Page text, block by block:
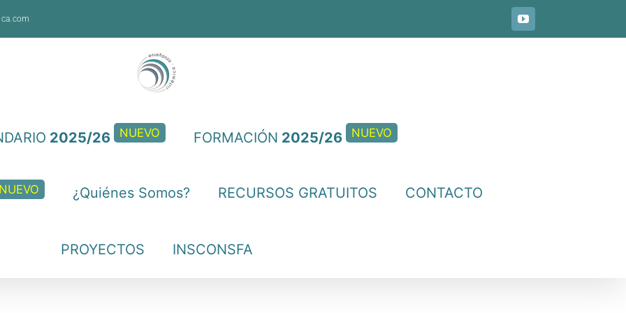
YouTube
2025/26 NUEVO FORMACIÓN 2025/26 NUEVO
NUEVO ¿Quiénes Somos? RECURSOS GRATUITOS CONTACTO
PROYECTOS INSCONSFA